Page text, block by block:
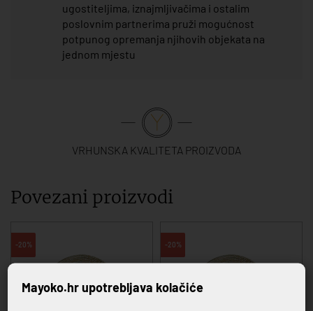
ugostiteljima, iznajmljivačima i ostalim
poslovnim partnerima pruži mogućnost
potpunog opremanja njihovih objekata na
jednom mjestu
VRHUNSKA KVALITETA PROIZVODA
Povezani proizvodi
-20% -20%
Mayoko.hr upotrebljava kolačiće